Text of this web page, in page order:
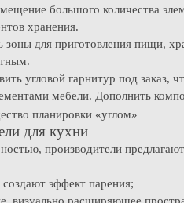
большого количества
хранения.
для приготовления пищи,
угловой гарнитур под заказ,
мебели. Дополнить
для кухни
производители
эффект парения;
визуально расширяющее